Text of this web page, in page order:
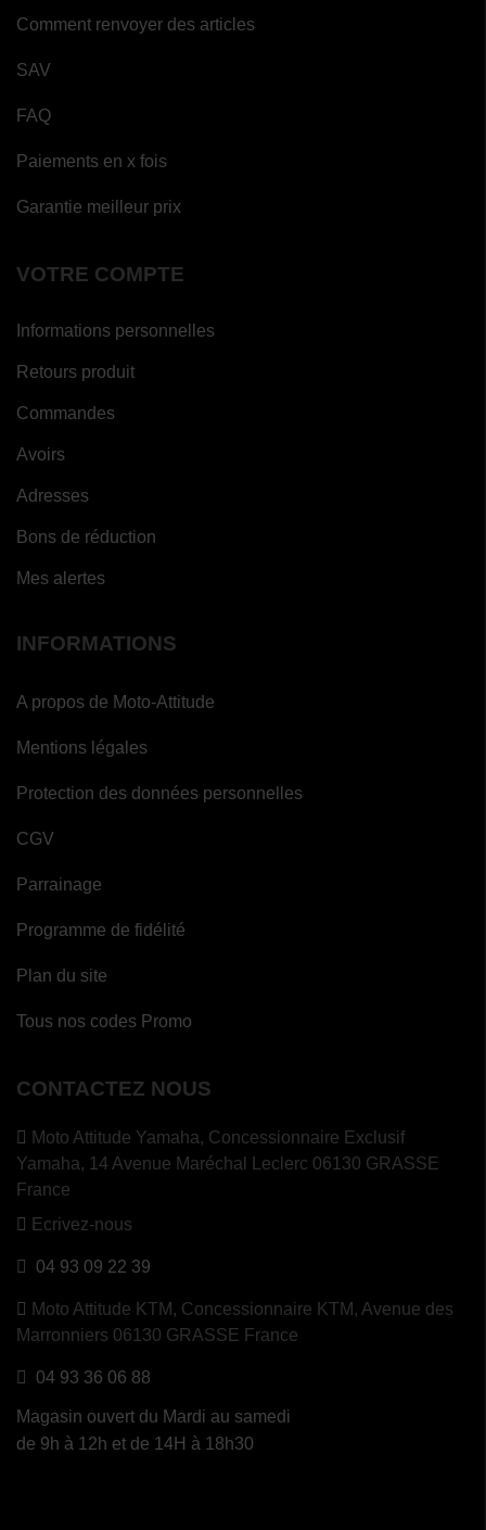
Comment renvoyer des articles
SAV
FAQ
Paiements en x fois
Garantie meilleur prix
VOTRE COMPTE
Informations personnelles
Retours produit
Commandes
Avoirs
Adresses
Bons de réduction
Mes alertes
INFORMATIONS
A propos de Moto-Attitude
Mentions légales
Protection des données personnelles
CGV
Parrainage
Programme de fidélité
Plan du site
Tous nos codes Promo
CONTACTEZ NOUS
Moto Attitude Yamaha, Concessionnaire Exclusif
Yamaha, 14 Avenue Maréchal Leclerc 06130 GRASSE
France
Ecrivez-nous
04 93 09 22 39
Moto Attitude KTM, Concessionnaire KTM, Avenue des
Marronniers 06130 GRASSE France
04 93 36 06 88
Magasin ouvert du Mardi au samedi
de 9h à 12h et de 14H à 18h30